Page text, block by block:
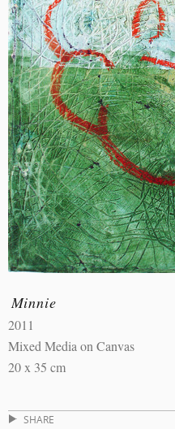
Minnie
2011
Mixed Media on Canvas
20 x 35 cm
SHARE